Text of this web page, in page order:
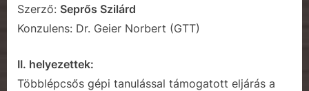
Szerző: Seprős Szilárd
Konzulens: Dr. Geier Norbert (GTT)
II. helyezettek:
Többlépcsős gépi tanulással támogatott eljárás a